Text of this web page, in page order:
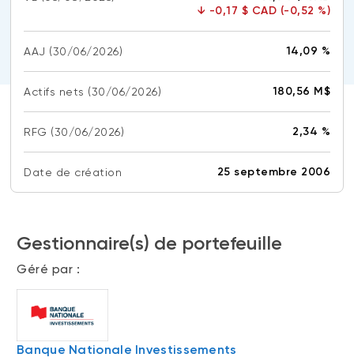
FNB de rotation thématique BNI (NTHM)
FNB durables
SOLUTIONS DE PORTEFEUILLE
Liste des solutions de portefeuille BNI
Portefeuilles Méritage
PLACEMENTS ALTERNATIFS
Placements privés
Articles
Livres blancs
DOCUMENTS RÉGLEMENTAIRES
Aperçus de fonds
Déclaration de principes sur les conflits
d’intérêts (PDF)
CONNEXION REQUISE
Portail de formation continue
↓ -0,17 $ CAD (-0,52 %)
AAJ (30/06/2026) 14,09 %
Actifs nets (30/06/2026) 180,56 M$
RFG (30/06/2026) 2,34 %
Date de création 25 septembre 2006
Gestionnaire(s) de portefeuille
Géré par :
Banque Nationale Investissements